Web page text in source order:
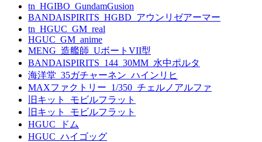
tn_HGIBO_GundamGusion
BANDAISPIRITS_HGBD_アウンリゼアーマー
tn_HGUC_GM_real
HGUC_GM_anime
MENG_造艦師_UボートVII型
BANDAISPIRITS_144_30MM_水中ポルタ
海洋堂_35ガチャーネン_ハインリヒ
MAXファクトリー_1/350_チェルノアルファ
旧キット_モビルフラット
旧キット_モビルフラット
HGUC_ドム
HGUC_ハイゴッグ